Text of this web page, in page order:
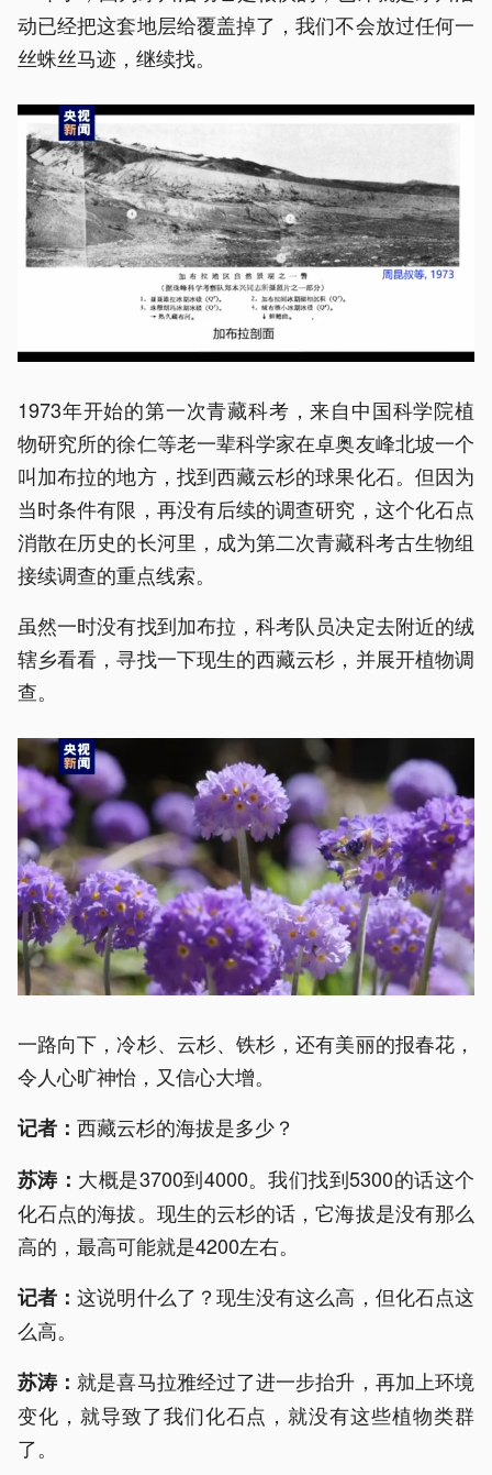
动已经把这套地层给覆盖掉了，我们不会放过任何一
丝蛛丝马迹，继续找。
1973年开始的第一次青藏科考，来自中国科学院植
物研究所的徐仁等老一辈科学家在卓奥友峰北坡一个
叫加布拉的地方，找到西藏云杉的球果化石。但因为
当时条件有限，再没有后续的调查研究，这个化石点
消散在历史的长河里，成为第二次青藏科考古生物组
接续调查的重点线索。
虽然一时没有找到加布拉，科考队员决定去附近的绒
辖乡看看，寻找一下现生的西藏云杉，并展开植物调
查。
一路向下，冷杉、云杉、铁杉，还有美丽的报春花，
令人心旷神怡，又信心大增。
记者： 西藏云杉的海拔是多少？
苏涛： 大概是3700到4000。我们找到5300的话这个
化石点的海拔。现生的云杉的话，它海拔是没有那么
高的，最高可能就是4200左右。
记者：这说明什么了？现生没有这么高，但化石点这
么高。
苏涛：就是喜马拉雅经过了进一步抬升，再加上环境
变化，就导致了我们化石点，就没有这些植物类群
了。